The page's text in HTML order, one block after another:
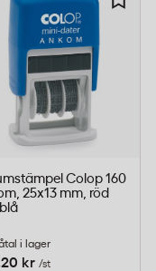
främst inom
och arkiv där
med
används ofta
vilket ger
pil, vilket
Colop 160
25x13 mm, röd
i lager
kr /st